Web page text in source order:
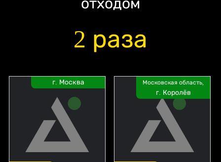
2 раза
г. Москва Московская область,
г. Королёв